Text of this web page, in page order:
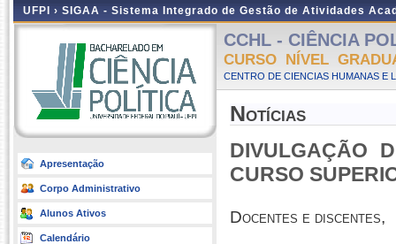
UFPI › SIGAA - Sistema Integrado de Gestão de Atividades
Apresentação
Corpo Administrativo
Alunos Ativos
Calendário
CCHL - CIÊNCIA
CURSO NÍVEL
CENTRO DE CIENCIAS HUMANAS E
Notícias
DIVULGAÇÃO
CURSO
Docentes e discentes,